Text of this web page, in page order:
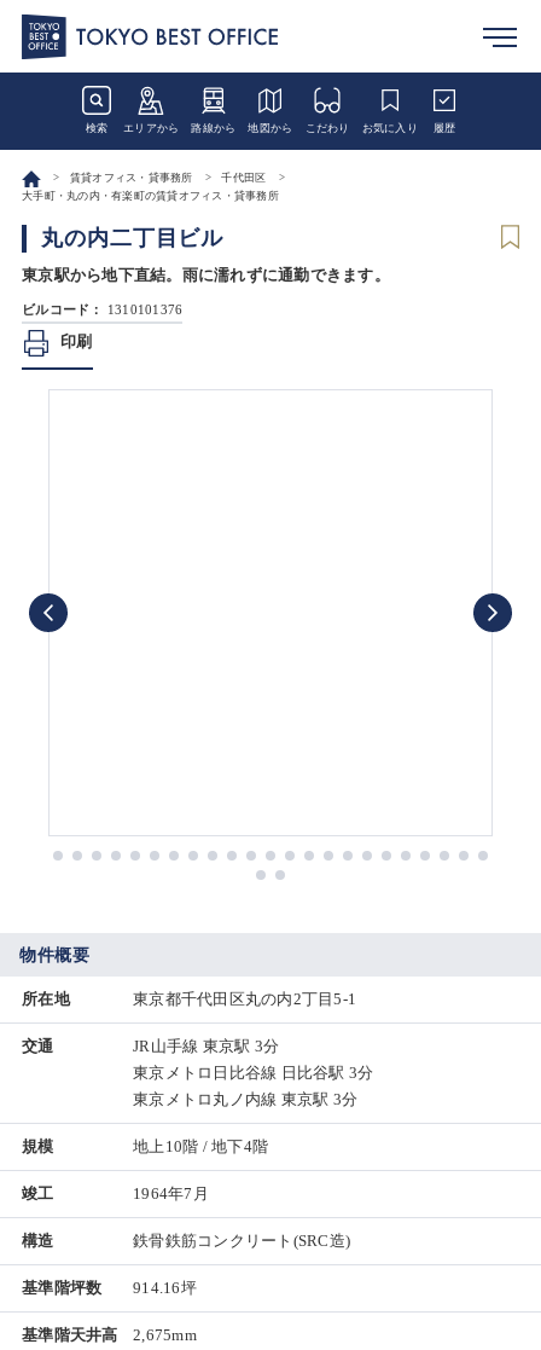
検索 エリアから 路線から 地図から こだわり お気に入り 履歴
賃貸オフィス・貸事務所
千代田区
大手町・丸の内・有楽町の賃貸オフィス・貸事務所
丸の内二丁目ビル
東京駅から地下直結。雨に濡れずに通勤できます。
ビルコード： 1310101376
印刷
物件概要
所在地 東京都千代田区丸の内2丁目5-1
交通
JR山手線 東京駅 3分
東京メトロ日比谷線 日比谷駅 3分
東京メトロ丸ノ内線 東京駅 3分
規模 地上10階 / 地下4階
竣工 1964年7月
構造 鉄骨鉄筋コンクリート(SRC造)
基準階坪数 914.16坪
基準階天井高 2,675mm